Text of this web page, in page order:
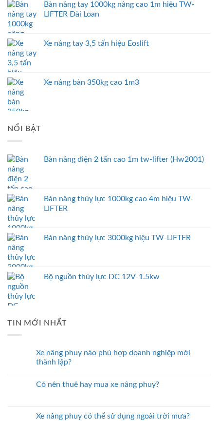
Bàn nâng tay 1000kg nâng cao 1m hiệu TW-
LIFTER Đài Loan
Xe nâng tay 3,5 tấn hiệu Eoslift
Xe nâng bàn 350kg cao 1m3
NỔI BẬT
Bàn nâng điện 2 tấn cao 1m tw-lifter (Hw2001)
Bàn nâng thủy lực 1000kg cao 4m hiệu TW-
LIFTER
Bàn nâng thủy lực 3000kg hiệu TW-LIFTER
Bộ nguồn thủy lực DC 12V-1.5kw
TIN MỚI NHẤT
Xe nâng phuy nào phù hợp doanh nghiệp mới
thành lập?
Có nên thuê hay mua xe nâng phuy?
Xe nâng phuy có thể sử dụng ngoài trời mưa?